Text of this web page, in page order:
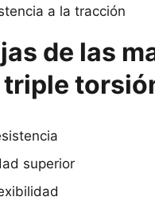
a la tracción
de las
triple
superior